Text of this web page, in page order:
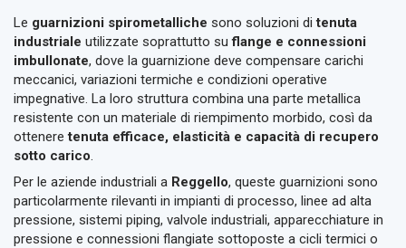
Le guarnizioni spirometalliche sono soluzioni ditenuta
industriale utilizzate soprattutto suflange e connessioni
imbullonate, dove la guarnizione deve compensare carichi
meccanici, variazioni termiche e condizioni operative
impegnative. La loro struttura combina una parte metallica
resistente con un materiale di riempimento morbido, così da
otteneretenuta efficace, elasticità e capacità di recupero
sotto carico.
Per le aziende industriali a Reggello, queste guarnizioni sono
particolarmente rilevanti in impianti di processo, linee ad alta
pressione, sistemi piping, valvole industriali, apparecchiature in
pressione e connessioni flangiate sottoposte a cicli termici o